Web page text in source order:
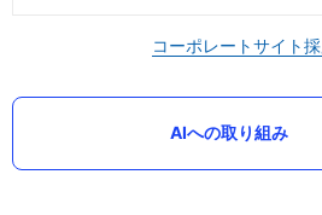
コーポレートサイト
AIへの取り組み